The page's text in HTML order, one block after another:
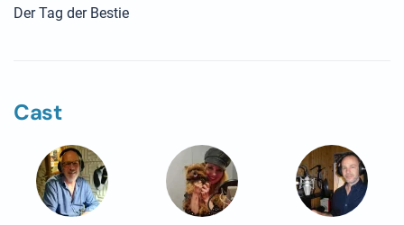
Der Tag der Bestie
Cast